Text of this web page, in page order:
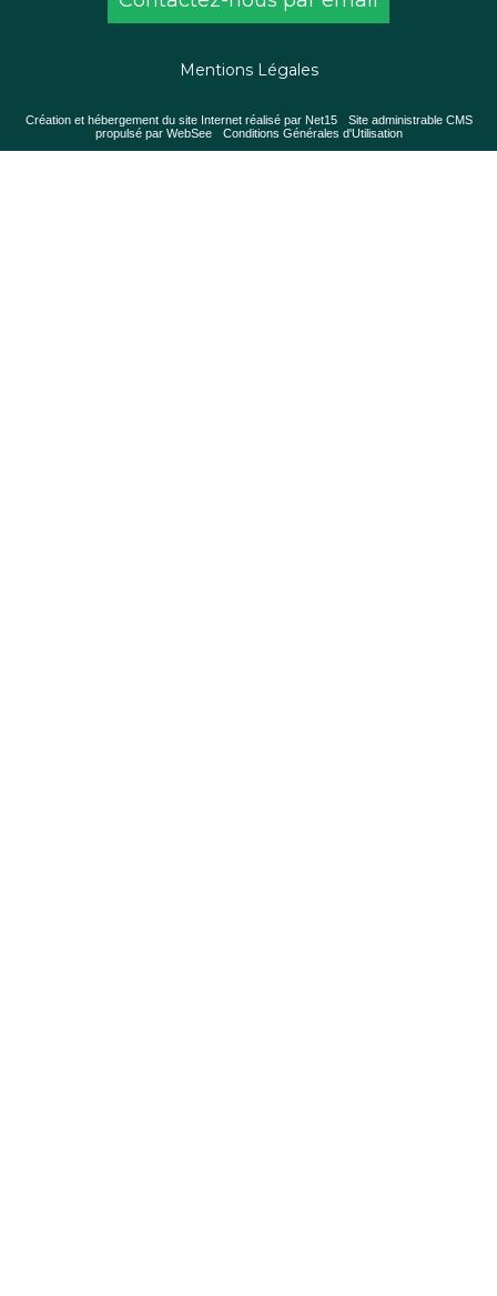
Mentions Légales
Création et hébergement du site Internet réalisé par Net15- Site administrable CMS
propulsé par WebSee- Conditions Générales d'Utilisation